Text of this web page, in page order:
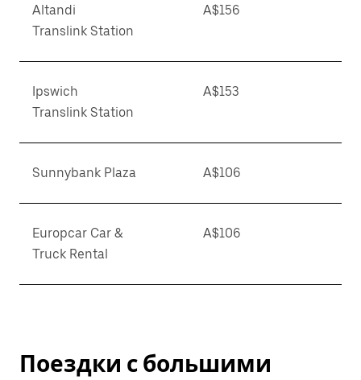
Altandi
Translink Station
A$156
Ipswich
Translink Station
A$153
Sunnybank Plaza A$106
Europcar Car &
Truck Rental
A$106
Поездки с большими